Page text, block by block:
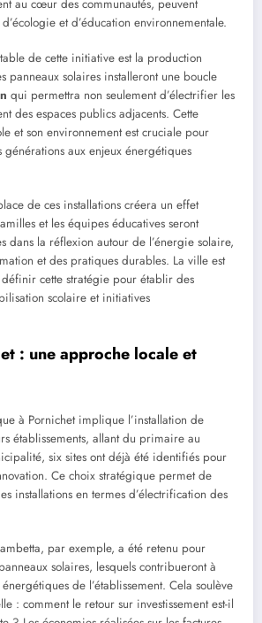
au cœur des communautés, peuvent
et d’éducation environnementale.
de cette initiative est la production
panneaux solaires installeront une boucle
qui permettra non seulement d’électrifier les
des espaces publics adjacents. Cette
et son environnement est cruciale pour
générations aux enjeux énergétiques
de ces installations créera un effet
et les équipes éducatives seront
dans la réflexion autour de l’énergie solaire,
et des pratiques durables. La ville est
cette stratégie pour établir des
scolaire et initiatives
: une approche locale et
à Pornichet implique l’installation de
établissements, allant du primaire au
six sites ont déjà été identifiés pour
Ce choix stratégique permet de
installations en termes d’électrification des
par exemple, a été retenu pour
solaires, lesquels contribueront à
de l’établissement. Cela soulève
: comment le retour sur investissement est-il